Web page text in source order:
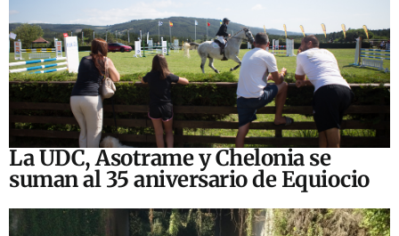
La UDC, Asotrame y Chelonia se
suman al 35 aniversario de Equiocio